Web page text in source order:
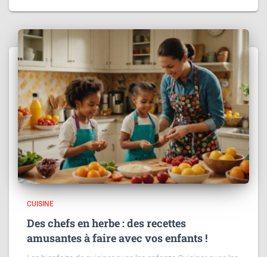
CUISINE
Des chefs en herbe : des recettes
amusantes à faire avec vos enfants !